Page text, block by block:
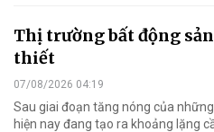
Thị trường bất động
thiết
07/08/2026 04:19
Sau giai đoạn tăng nóng của
hiện nay đang tạo ra khoảng lặng